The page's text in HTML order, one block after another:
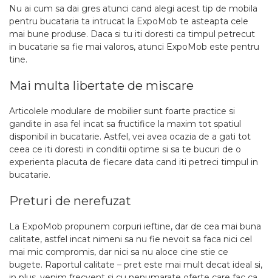
Nu ai cum sa dai gres atunci cand alegi acest tip de mobila
pentru bucataria ta intrucat la ExpoMob te asteapta cele
mai bune produse. Daca si tu iti doresti ca timpul petrecut
in bucatarie sa fie mai valoros, atunci ExpoMob este pentru
tine.
Mai multa libertate de miscare
Articolele modulare de mobilier sunt foarte practice si
gandite in asa fel incat sa fructifice la maxim tot spatiul
disponibil in bucatarie. Astfel, vei avea ocazia de a gati tot
ceea ce iti doresti in conditii optime si sa te bucuri de o
experienta placuta de fiecare data cand iti petreci timpul in
bucatarie.
Preturi de nerefuzat
La ExpoMob propunem corpuri ieftine, dar de cea mai buna
calitate, astfel incat nimeni sa nu fie nevoit sa faca nici cel
mai mic compromis, dar nici sa nu aloce cine stie ce
bugete. Raportul calitate – pret este mai mult decat ideal si,